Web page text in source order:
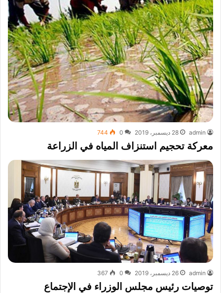
admin 28 ديسمبر، 2019 0
744
معركة تحجيم استنزاف المياه في الزراعة
admin 26 ديسمبر، 2019 0
367
توصيات رئيس مجلس الوزراء في الإجتماع